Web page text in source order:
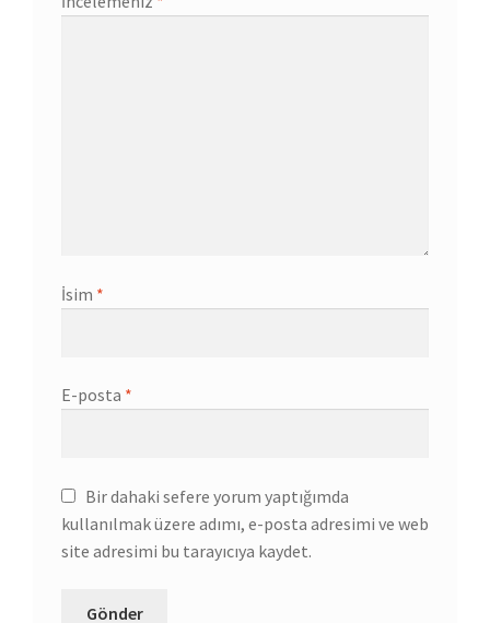
İsim *
E-posta *
Bir dahaki sefere yorum yaptığımda
kullanılmak üzere adımı, e-posta adresimi ve web
site adresimi bu tarayıcıya kaydet.